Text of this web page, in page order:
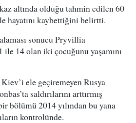
altında olduğu tahmin edilen 60
hayatını kaybettiğini belirtti.
sonucu Pryvillia
ile 14 olan iki çocuğunu yaşamını
ele geçiremeyen Rusya
saldırılarını arttırmış
bölümü 2014 yılından bu yana
kontrolünde.